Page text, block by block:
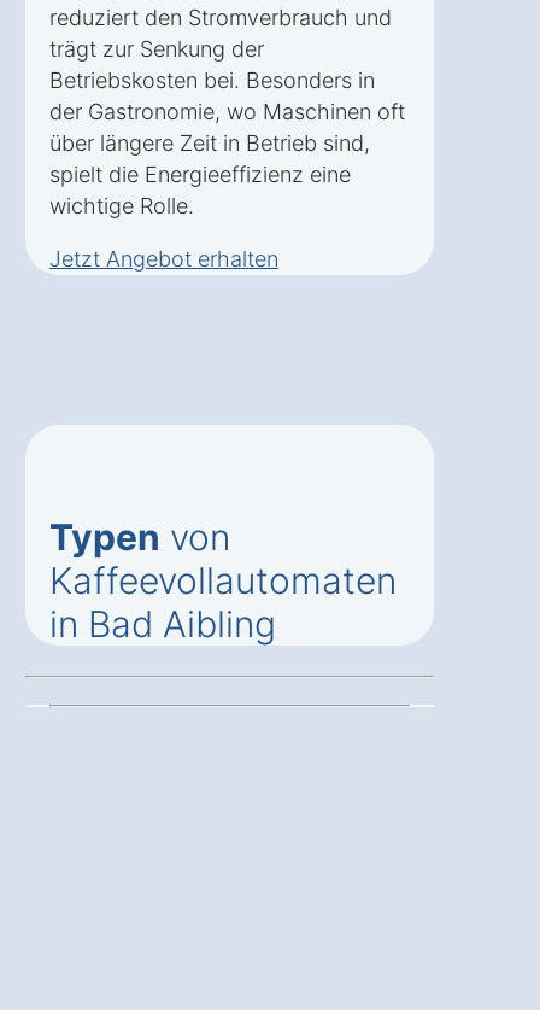
reduziert den Stromverbrauch und
trägt zur Senkung der
Betriebskosten bei. Besonders in
der Gastronomie, wo Maschinen oft
über längere Zeit in Betrieb sind,
spielt die Energieeffizienz eine
wichtige Rolle.
Jetzt Angebot erhalten
Typen von
Kaffeevollautomaten
in Bad Aibling